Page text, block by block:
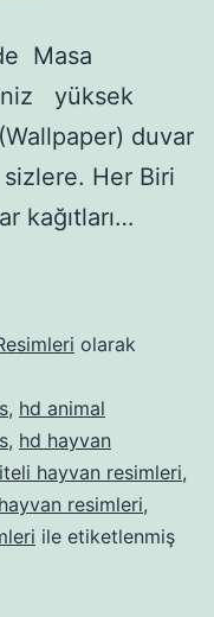
Masa
yüksek
duvar
sizlere. Her Biri
kağıtları…
olarak
, hd animal
, hd hayvan
hayvan resimleri,
resimleri,
ile etiketlenmiş